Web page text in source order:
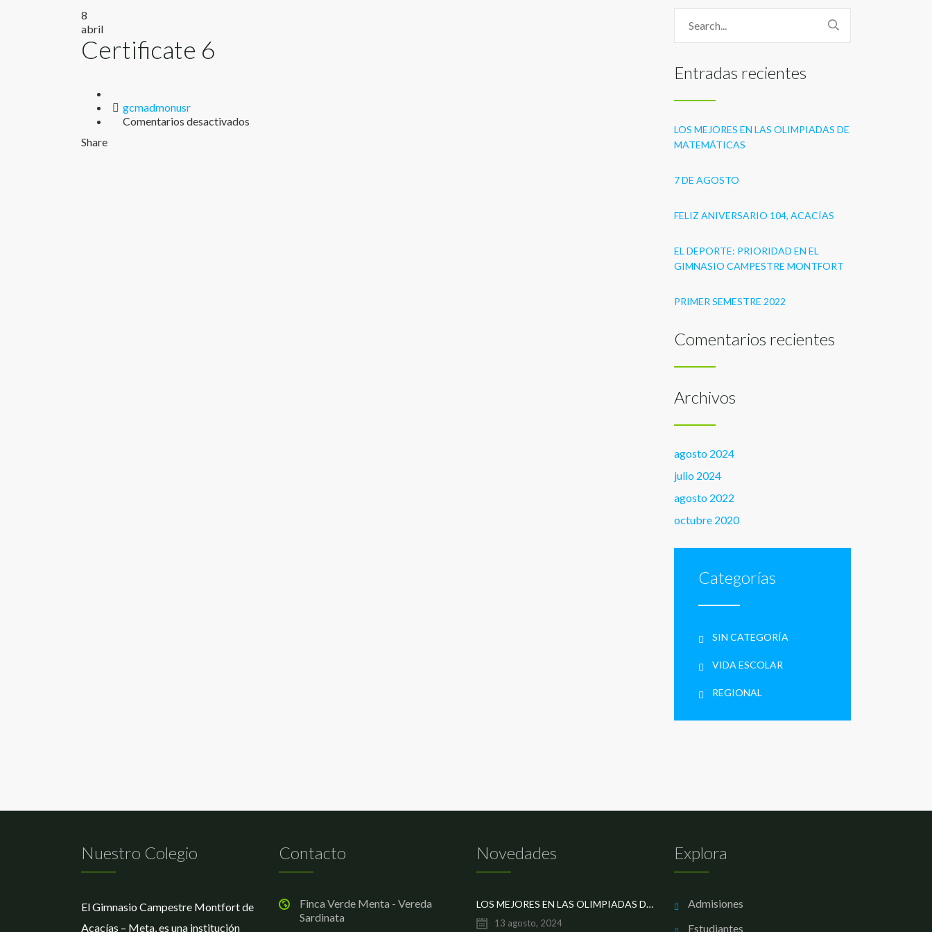
8
abril
Certificate 6
Author
gcmadmonusr
Comentarios desactivados
Share
Entradas recientes
LOS MEJORES EN LAS OLIMPIADAS DE
MATEMÁTICAS
7 DE AGOSTO
FELIZ ANIVERSARIO 104, ACACÍAS
EL DEPORTE: PRIORIDAD EN EL
GIMNASIO CAMPESTRE MONTFORT
PRIMER SEMESTRE 2022
Comentarios recientes
Archivos
agosto 2024
julio 2024
agosto 2022
octubre 2020
Categorías
SIN CATEGORÍA
VIDA ESCOLAR
REGIONAL
Nuestro Colegio
El Gimnasio Campestre Montfort de
Acacías – Meta, es una institución
Contacto
Finca Verde Menta - Vereda
Sardinata
Novedades
LOS MEJORES EN LAS OLIMPIADAS DE MATEMÁTICAS
13 agosto, 2024
Explora
Admisiones
Estudiantes